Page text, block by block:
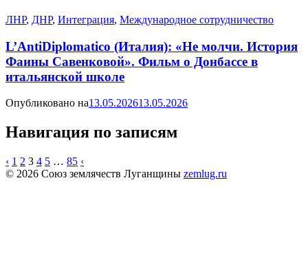
ЛНР, ДНР, Интеграция, Международное сотрудничество
L’AntiDiplomatico (Италия): «Не молчи. История
Фаины Савенковой». Фильм о Донбассе в
итальянской школе
Опубликовано на13.05.202613.05.2026
Навигация по записям
‹ 1 2 3 4 5 … 85 ‹
© 2026 Союз землячеств Луганщины zemlug.ru